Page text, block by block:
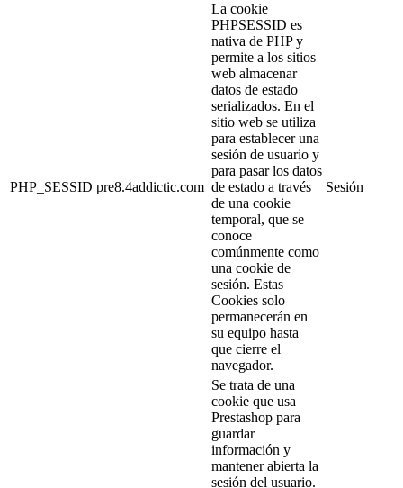
PHP_SESSID pre8.4addictic.com
La cookie
PHPSESSID es
nativa de PHP y
permite a los sitios
web almacenar
datos de estado
serializados. En el
sitio web se utiliza
para establecer una
sesión de usuario y
para pasar los datos
de estado a través
de una cookie
temporal, que se
conoce
comúnmente como
una cookie de
sesión. Estas
Cookies solo
permanecerán en
su equipo hasta
que cierre el
navegador.
Sesión
Se trata de una
cookie que usa
Prestashop para
guardar
información y
mantener abierta la
sesión del usuario.